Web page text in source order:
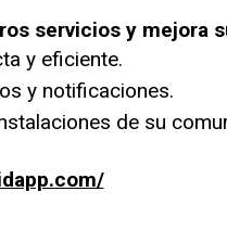
servicios y mejora
y eficiente.
y notificaciones.
de su